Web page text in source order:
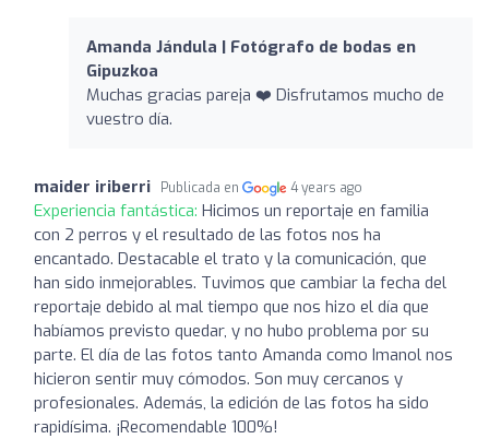
Amanda Jándula | Fotógrafo de bodas en
Gipuzkoa
Muchas gracias pareja ❤️ Disfrutamos mucho de
vuestro día.
maider iriberri Publicada en 4 years ago
Experiencia fantástica: Hicimos un reportaje en familia
con 2 perros y el resultado de las fotos nos ha
encantado. Destacable el trato y la comunicación, que
han sido inmejorables. Tuvimos que cambiar la fecha del
reportaje debido al mal tiempo que nos hizo el día que
habíamos previsto quedar, y no hubo problema por su
parte. El día de las fotos tanto Amanda como Imanol nos
hicieron sentir muy cómodos. Son muy cercanos y
profesionales. Además, la edición de las fotos ha sido
rapidísima. ¡Recomendable 100%!